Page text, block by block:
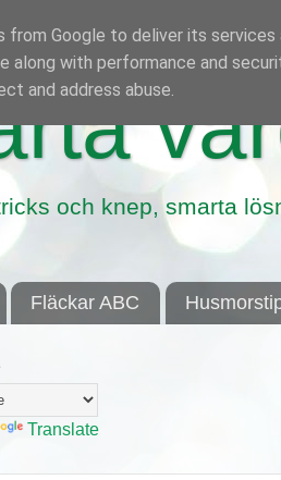
och knep, smarta
Fläckar ABC
Translate
from Google to deliver its
along with performance and
and address abuse.